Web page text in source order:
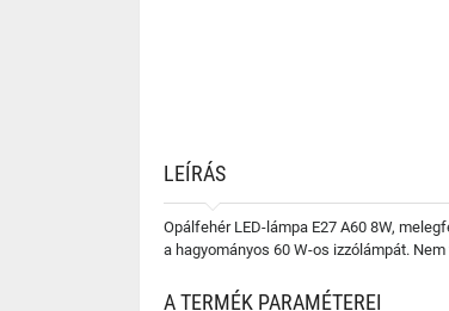
LEÍRÁS
Opálfehér LED-lámpa E27 A60 8W,
a hagyományos 60 W-os izzólámpát.
A TERMÉK PARAMÉTEREI